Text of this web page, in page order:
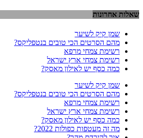
שאלות אחרונות
שמן קיק לשיער
מהם הסרטים הכי טובים בנטפליקס?
רשימת צמחי מרפא
רשימת צמחי ארץ ישראל
כמה כסף יש לאילון מאסק?
שמן קיק לשיער
מהם הסרטים הכי טובים בנטפליקס?
רשימת צמחי מרפא
רשימת צמחי ארץ ישראל
כמה כסף יש לאילון מאסק?
מה זה מעטפות כפולות 2022?